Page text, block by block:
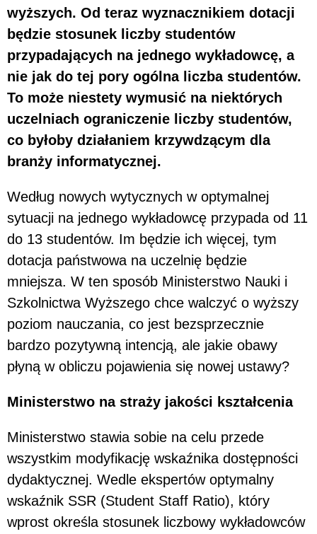
wyższych. Od teraz wyznacznikiem dotacji
będzie stosunek liczby studentów
przypadających na jednego wykładowcę, a
nie jak do tej pory ogólna liczba studentów.
To może niestety wymusić na niektórych
uczelniach ograniczenie liczby studentów,
co byłoby działaniem krzywdzącym dla
branży informatycznej.
Według nowych wytycznych w optymalnej
sytuacji na jednego wykładowcę przypada od 11
do 13 studentów. Im będzie ich więcej, tym
dotacja państwowa na uczelnię będzie
mniejsza. W ten sposób Ministerstwo Nauki i
Szkolnictwa Wyższego chce walczyć o wyższy
poziom nauczania, co jest bezsprzecznie
bardzo pozytywną intencją, ale jakie obawy
płyną w obliczu pojawienia się nowej ustawy?
Ministerstwo na straży jakości kształcenia
Ministerstwo stawia sobie na celu przede
wszystkim modyfikację wskaźnika dostępności
dydaktycznej. Wedle ekspertów optymalny
wskaźnik SSR (Student Staff Ratio), który
wprost określa stosunek liczbowy wykładowców